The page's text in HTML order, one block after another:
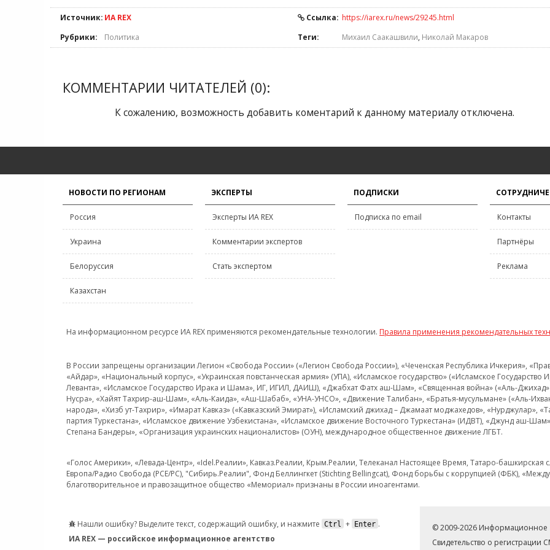
Источник: ИА REX Ссылка: https://iarex.ru/news/29245.html
Рубрики:
Политика Теги: Михаил Саакашвили, Николай Макаров
КОММЕНТАРИИ ЧИТАТЕЛЕЙ (0):
К сожалению, возможность добавить коментарий к данному материалу отключена.
НОВОСТИ ПО РЕГИОНАМ
Россия
Украина
Белоруссия
Казахстан
ЭКСПЕРТЫ
Эксперты ИА REX
Комментарии экспертов
Стать экспертом
ПОДПИСКИ
Подписка по email Контакты
Партнёры
Реклама
На информационном ресурсе ИА REX применяются рекомендательные технологии. Правила применения рекомендательных
В России запрещены организации Легион «Свобода России» («Легион Свобода России»), «Чеченская Республика Ичкерия»,
«Айдар», «Национальный корпус», «Украинская повстанческая армия» (УПА), «Исламское государство» («Исламское
Леванта», «Исламское Государство Ирака и Шама», ИГ, ИГИЛ, ДАИШ), «Джабхат Фатх аш-Шам», «Священная война» («Аль-Джихад»
Нусра», «Хайят Тахрир-аш-Шам», «Аль-Каида», «Аш-Шабаб», «УНА-УНСО», «Движение Талибан», «Братья-мусульмане» («Аль-
народа», «Хизб ут-Тахрир», «Имарат Кавказ» («Кавказский Эмират»), «Исламский джихад – Джамаат моджахедов», «Нурджулар»,
партия Туркестана», «Исламское движение Узбекистана», «Исламское движение Восточного Туркестана» (ИДВТ), «Джунд аш-
Степана Бандеры», «Организация украинских националистов» (ОУН), международное общественное движение ЛГБТ.
«Голос Америки», «Левада-Центр», «Idel.Реалии», Кавказ.Реалии, Крым.Реалии, Телеканал Настоящее Время, Татаро-
Европа/Радио Свобода (PCE/PC), "Сибирь.Реалии", Фонд Беллингкет (Stichting Bellingcat), Фонд борьбы с коррупцией (ФБК),
благотворительное и правозащитное общество «Мемориал» признаны в России иноагентами.
Нашли ошибку? Выделите текст, содержащий ошибку, и нажмите Ctrl + Enter .
ИА REX — российское информационное агентство
© 2009-2026 Информационное
Свидетельство о